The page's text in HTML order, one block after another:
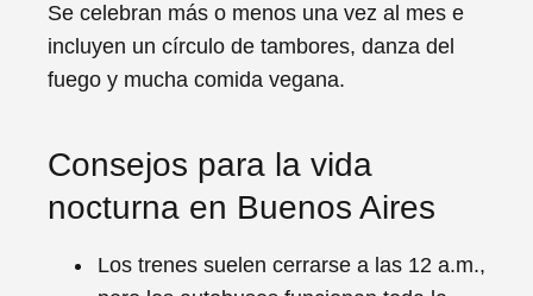
Se celebran más o menos una vez al mes e
incluyen un círculo de tambores, danza del
fuego y mucha comida vegana.
Consejos para la vida
nocturna en Buenos Aires
Los trenes suelen cerrarse a las 12 a.m.,